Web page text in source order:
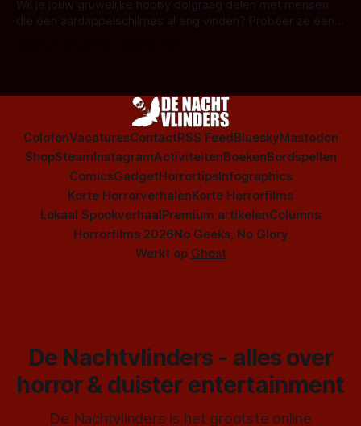
Wil je jouw gruwelijke hobby dolgraag delen met mensen
die een aardappelschilmes al eng vinden? Probeer ze eens
ColofonVacaturesContactRSS FeedBlueskyMastodon
ShopSteamInstagramActiviteitenBoekenBordspellen
ComicsGadgetHorrortipsInfographics
Korte HorrorverhalenKorte Horrorfilms
Lokaal SpookverhaalPremium artikelenColumns
Horrorfilms 2026No Geeks, No Glory
Werkt op Ghost
De Nachtvlinders - alles over
horror & duister entertainment
De Nachtvlinders is het grootste online